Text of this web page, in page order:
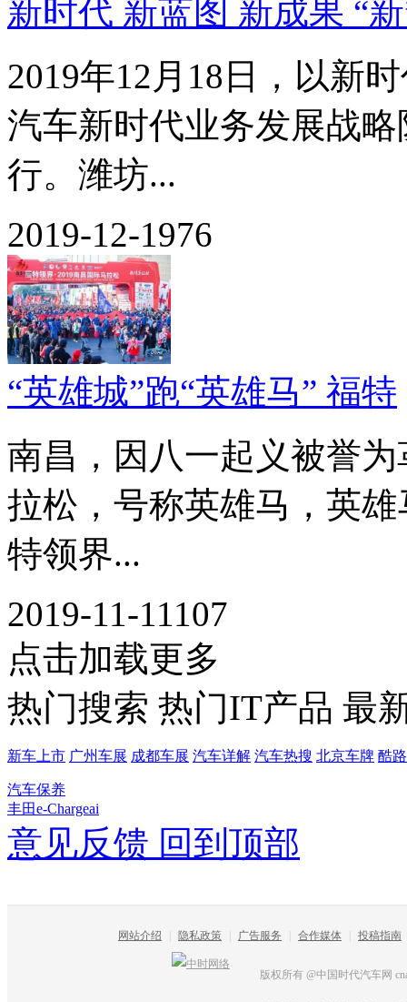
新时代 新蓝图 新成果 “
2019年12月18日，以新
汽车新时代业务发展战
行。潍坊...
2019-12-1976
“英雄城”跑“英雄马” 福特
南昌，因八一起义被誉
拉松，号称英雄马，英
特领界...
2019-11-11107
点击加载更多
热门搜索 热门IT产品 最
新车上市 广州车展 成都车展 汽车详解 汽车热搜 北京车牌 酷
汽车保养
丰田e-Chargeai
意见反馈 回到顶部
网站介绍 隐私政策 广告服务 合作媒体 投稿指南
版权所有 @中国时代汽车网